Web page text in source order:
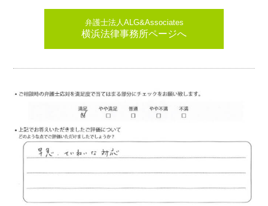
弁護士法人ALG&Associates
横浜法律事務所ページへ